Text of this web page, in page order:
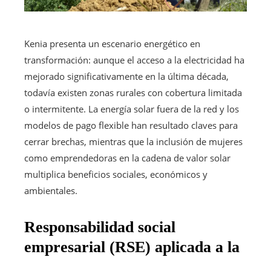
Kenia presenta un escenario energético en
transformación: aunque el acceso a la electricidad ha
mejorado significativamente en la última década,
todavía existen zonas rurales con cobertura limitada
o intermitente. La energía solar fuera de la red y los
modelos de pago flexible han resultado claves para
cerrar brechas, mientras que la inclusión de mujeres
como emprendedoras en la cadena de valor solar
multiplica beneficios sociales, económicos y
ambientales.
Responsabilidad social
empresarial (RSE) aplicada a la